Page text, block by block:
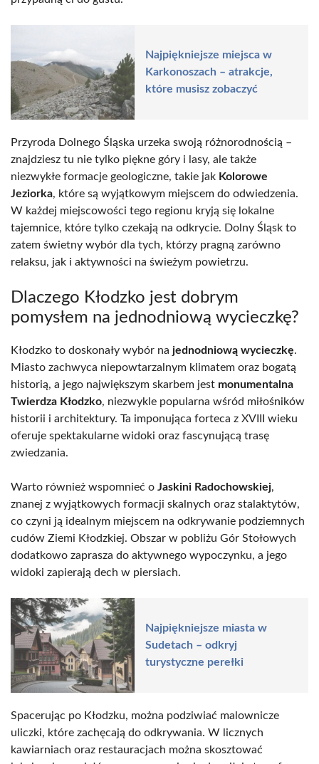
Najpiękniejsze miejsca w
Karkonoszach – atrakcje,
które musisz zobaczyć
Przyroda Dolnego Śląska urzeka swoją różnorodnością –
znajdziesz tu nie tylko piękne góry i lasy, ale także
niezwykłe formacje geologiczne, takie jak Kolorowe
Jeziorka, które są wyjątkowym miejscem do odwiedzenia.
W każdej miejscowości tego regionu kryją się lokalne
tajemnice, które tylko czekają na odkrycie. Dolny Śląsk to
zatem świetny wybór dla tych, którzy pragną zarówno
relaksu, jak i aktywności na świeżym powietrzu.
Dlaczego Kłodzko jest dobrym
pomysłem na jednodniową wycieczkę?
Kłodzko to doskonały wybór na jednodniową wycieczkę.
Miasto zachwyca niepowtarzalnym klimatem oraz bogatą
historią, a jego największym skarbem jest monumentalna
Twierdza Kłodzko, niezwykle popularna wśród miłośników
historii i architektury. Ta imponująca forteca z XVIII wieku
oferuje spektakularne widoki oraz fascynującą trasę
zwiedzania.
Warto również wspomnieć o Jaskini Radochowskiej,
znanej z wyjątkowych formacji skalnych oraz stalaktytów,
co czyni ją idealnym miejscem na odkrywanie podziemnych
cudów Ziemi Kłodzkiej. Obszar w pobliżu Gór Stołowych
dodatkowo zaprasza do aktywnego wypoczynku, a jego
widoki zapierają dech w piersiach.
Najpiękniejsze miasta w
Sudetach – odkryj
turystyczne perełki
Spacerując po Kłodzku, można podziwiać malownicze
uliczki, które zachęcają do odkrywania. W licznych
kawiarniach oraz restauracjach można skosztować